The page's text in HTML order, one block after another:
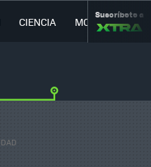
CIENCIA MOVILIDAD
Suscríbete a